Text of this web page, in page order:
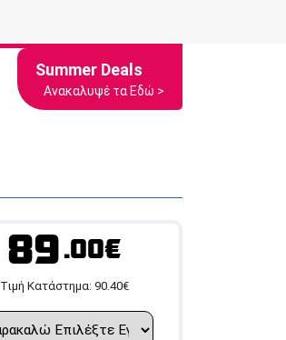
Summer Deals
Ανακαλυψέ τα Εδώ >
89.00€
Tιμή Κατάστημα: 90.40€